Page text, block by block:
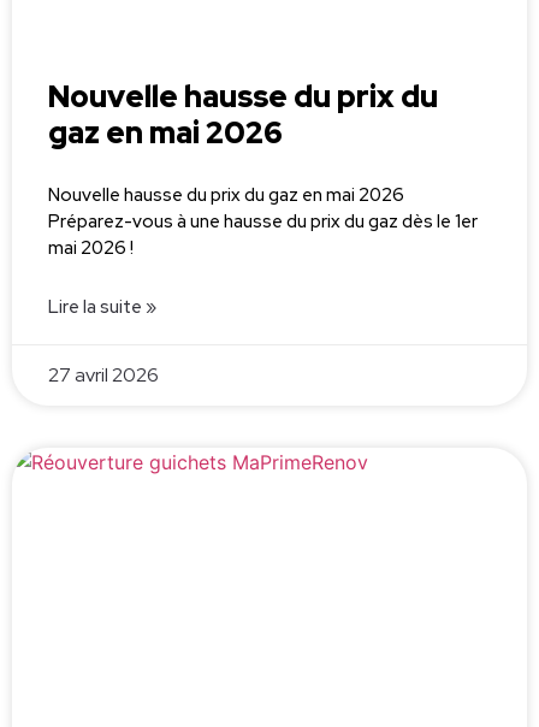
Nouvelle hausse du prix du
gaz en mai 2026
Nouvelle hausse du prix du gaz en mai 2026
Préparez-vous à une hausse du prix du gaz dès le 1er
mai 2026 !
Lire la suite »
27 avril 2026